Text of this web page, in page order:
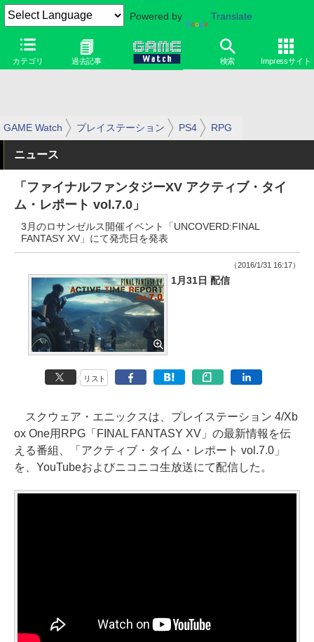
Powered by Translate
カテゴリ 過去記事 検索 Impressサイト
GAME Watch プレイステーション PS4 RPG
ニュース
「ファイナルファンタジーXV アクティブ・タイ
ム・レポート vol.7.0」
3月のロサンゼルス開催イベント「UNCOVERD:FINAL
FANTASY XV」にて発売日を発表
（2016/1/31 16:17）
1月31日 配信
リスト
スクウェア・エニックスは、プレイステーション 4/Xb
ox One用RPG「FINAL FANTASY XV」の最新情報を伝
える番組、「アクティブ・タイム・レポート vol.7.0」
を、YouTubeおよびニコニコ生放送にて配信した。